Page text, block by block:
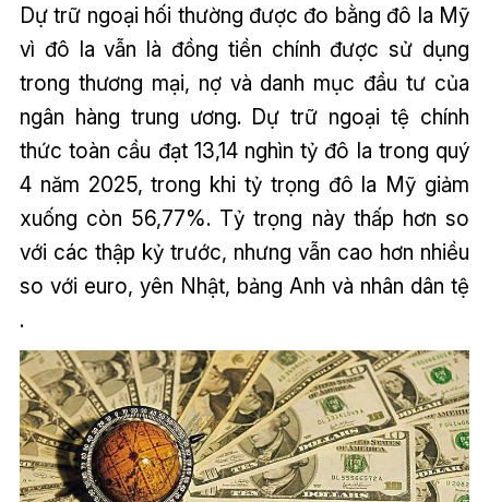
Dự trữ ngoại hối thường được đo bằng đô la Mỹ
vì đô la vẫn là đồng tiền chính được sử dụng
trong thương mại, nợ và danh mục đầu tư của
ngân hàng trung ương. Dự trữ ngoại tệ chính
thức toàn cầu đạt 13,14 nghìn tỷ đô la trong quý
4 năm 2025, trong khi tỷ trọng đô la Mỹ giảm
xuống còn 56,77%. Tỷ trọng này thấp hơn so
với các thập kỷ trước, nhưng vẫn cao hơn nhiều
so với euro, yên Nhật, bảng Anh và nhân dân tệ
.